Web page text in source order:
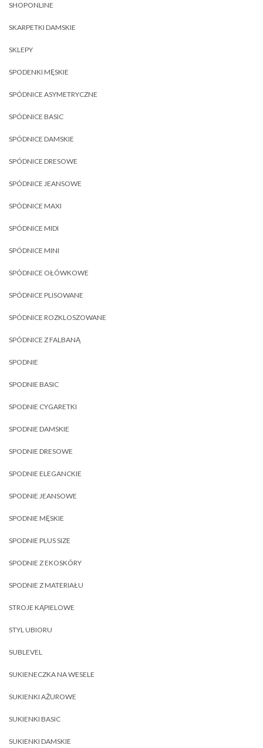
SHOPONLINE
SKARPETKI DAMSKIE
SKLEPY
SPODENKI MĘSKIE
SPÓDNICE ASYMETRYCZNE
SPÓDNICE BASIC
SPÓDNICE DAMSKIE
SPÓDNICE DRESOWE
SPÓDNICE JEANSOWE
SPÓDNICE MAXI
SPÓDNICE MIDI
SPÓDNICE MINI
SPÓDNICE OŁÓWKOWE
SPÓDNICE PLISOWANE
SPÓDNICE ROZKLOSZOWANE
SPÓDNICE Z FALBANĄ
SPODNIE
SPODNIE BASIC
SPODNIE CYGARETKI
SPODNIE DAMSKIE
SPODNIE DRESOWE
SPODNIE ELEGANCKIE
SPODNIE JEANSOWE
SPODNIE MĘSKIE
SPODNIE PLUS SIZE
SPODNIE Z EKOSKÓRY
SPODNIE Z MATERIAŁU
STROJE KĄPIELOWE
STYL UBIORU
SUBLEVEL
SUKIENECZKA NA WESELE
SUKIENKI AŻUROWE
SUKIENKI BASIC
SUKIENKI DAMSKIE